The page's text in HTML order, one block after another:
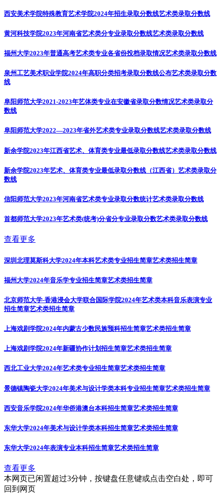
西安美术学院特殊教育艺术学院2024年招生录取分数线艺术类录取分数线
黄河科技学院2023年河南省艺术类分专业录取分数线艺术类录取分数线
福州大学2023年普通高考艺术类专业各省份投档录取情况艺术类录取分数线
泉州工艺美术职业学院2024年高职分类招考录取分数线公布艺术类录取分数
线
阜阳师范大学2021-2023年艺体类专业在安徽省录取分数情况艺术类录取分
数线
阜阳师范大学2022—2023年省外艺术类专业录取分数线艺术类录取分数线
新余学院2023年江西省艺术、体育类专业最低录取分数线艺术类录取分数线
新余学院2023年艺术、体育类专业最低录取分数线（江西省） 艺术类录取分
数线
信阳师范大学2023年河南省艺术类专业录取分数统计艺术类录取分数线
首都师范大学2023年艺术类(统考)分省分专业录取分数艺术类录取分数线
查看更多
深圳北理莫斯科大学2024年本科艺术类专业招生简章艺术类招生简章
福州大学2024年音乐学专业招生简章艺术类招生简章
北京师范大学-香港浸会大学联合国际学院2024年艺术类本科音乐表演专业
招生简章艺术类招生简章
上海戏剧学院2024年内蒙古少数民族预科招生简章艺术类招生简章
上海戏剧学院2024年新疆协作计划招生简章艺术类招生简章
西北工业大学2024年艺术类专业招生简章艺术类招生简章
景德镇陶瓷大学2024年美术与设计学类本科专业招生简章艺术类招生简章
西安音乐学院2024年华侨港澳台本科招生简章艺术类招生简章
东华大学2024年美术与设计学类本科招生简章艺术类招生简章
东华大学2024年表演专业本科招生简章艺术类招生简章
查看更多
本网页已闲置超过3分钟，按键盘任意键或点击空白处，即可
回到网页